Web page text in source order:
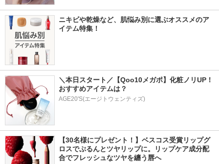
ニキビや乾燥など、肌悩み別に選ぶオススメのア
イテム特集！
＼本日スタート／【Qoo10メガポ】化粧ノリUP！
おすすめアイテムは？
AGE20'S(エージトウェンティズ)
【30名様にプレゼント！】ベスコス受賞リップグ
ロスでぷるんとツヤリップに。リップケア成分配
合でフレッシュなツヤを纏う唇へ